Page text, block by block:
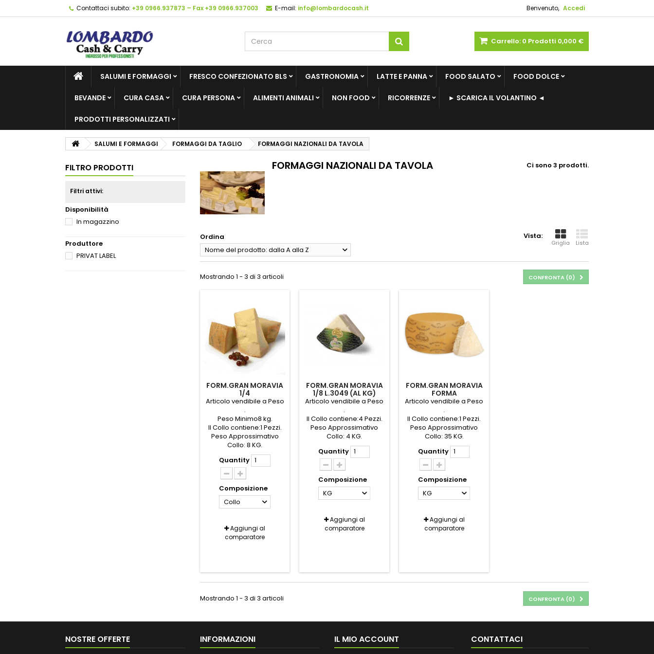
Benvenuto, Accedi
Contattaci subito: +39 0966.937873 – Fax +39 0966.937003 E-mail: info@lombardocash.it
Carrello: 0 Prodotti 0,000 €
SALUMI E FORMAGGI FRESCO CONFEZIONATO BLS GASTRONOMIA LATTE E PANNA FOOD SALATO FOOD DOLCE
BEVANDE CURA CASA CURA PERSONA ALIMENTI ANIMALI NON FOOD RICORRENZE ► SCARICA IL VOLANTINO ◄
PRODOTTI PERSONALIZZATI
SALUMI E FORMAGGI FORMAGGI DA TAGLIO FORMAGGI NAZIONALI DA TAVOLA
FILTRO PRODOTTI
Filtri attivi:
Disponibilità
In magazzino
Produttore
PRIVAT LABEL
FORMAGGI NAZIONALI DA TAVOLA Ci sono 3 prodotti.
Vista:
Griglia Lista
Ordina
Nome del prodotto: dalla A alla Z
CONFRONTA (0)
Mostrando 1 - 3 di 3 articoli
FORM.GRAN MORAVIA
1/4
(LATTE,SALE,COS.E1105)
Articolo vendibile a Peso
.
Peso Minimo8 kg.
Il Collo contiene:1 Pezzi.
Peso Approssimativo
Collo: 8 KG.
Quantity
Composizione
Collo
Aggiungi al
comparatore
FORM.GRAN MORAVIA
1/8 L.3049 (AL KG)
Articolo vendibile a Peso
.
Il Collo contiene:4 Pezzi.
Peso Approssimativo
Collo: 4 KG.
Quantity
Composizione
KG
Aggiungi al
comparatore
FORM.GRAN MORAVIA
FORMA
(LATTE,SALE,COS.E1105
Articolo vendibile a Peso
.
Il Collo contiene:1 Pezzi.
Peso Approssimativo
Collo: 35 KG.
Quantity
Composizione
KG
Aggiungi al
comparatore
CONFRONTA (0)
Mostrando 1 - 3 di 3 articoli
NOSTRE OFFERTE INFORMAZIONI IL MIO ACCOUNT CONTATTACI